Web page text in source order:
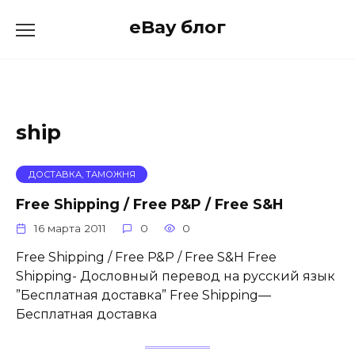
eBay блог
ship
ДОСТАВКА, ТАМОЖНЯ
Free Shipping / Free P&P / Free S&H
16 марта 2011 0 0
Free Shipping / Free P&P / Free S&H Free
Shipping- Дословный перевод на русский язык
”Бесплатная доставка” Free Shipping—
Бесплатная доставка